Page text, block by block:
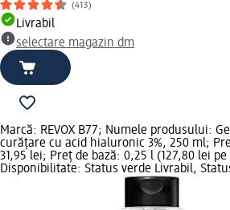
(413)
Livrabil
selectare magazin dm
Marcă: REVOX B77; Numele produsului:
curățare cu acid hialuronic 3%, 250 ml;
31,95 lei; Preț de bază: 0,25 l (127,80 lei pe
Disponibilitate: Status verde Livrabil,